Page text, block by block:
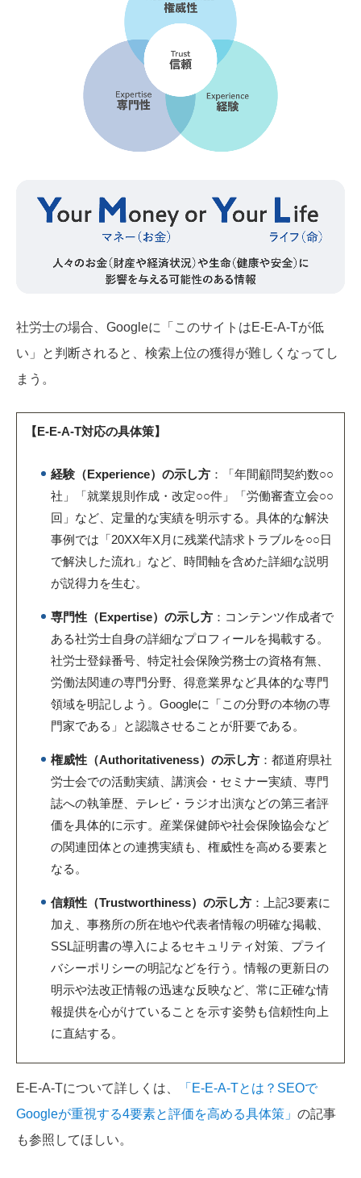
社労士の場合、Googleに「このサイトはE-E-A-Tが低
い」と判断されると、検索上位の獲得が難しくなってし
まう。
【E-E-A-T対応の具体策】
経験（Experience）の示し方 ：「年間顧問契約数○○
社」「就業規則作成・改定○○件」「労働審査立会○○
回」など、定量的な実績を明示する。具体的な解決
事例では「20XX年X月に残業代請求トラブルを○○日
で解決した流れ」など、時間軸を含めた詳細な説明
が説得力を生む。
専門性（Expertise）の示し方 ：コンテンツ作成者で
ある社労士自身の詳細なプロフィールを掲載する。
社労士登録番号、特定社会保険労務士の資格有無、
労働法関連の専門分野、得意業界など具体的な専門
領域を明記しよう。Googleに「この分野の本物の専
門家である」と認識させることが肝要である。
権威性（Authoritativeness）の示し方 ：都道府県社
労士会での活動実績、講演会・セミナー実績、専門
誌への執筆歴 、テレビ・ラジオ出演などの第三者評
価を具体的に示す。産業保健師や社会保険協会など
の関連団体との連携実績も、権威性を高める要素と
なる。
信頼性（Trustworthiness）の示し方 ：上記3要素に
加え、事務所の所在地や代表者情報の明確な掲載、
SSL証明書の導入によるセキュリティ対策、プライ
バシーポリシーの明記などを行う。情報の更新日の
明示や法改正情報の迅速な反映など、常に正確な情
報提供を心がけていることを示す姿勢も信頼性向上
に直結する。
E-E-A-Tについて詳しくは、
「E-E-A-Tとは？SEOで
Googleが重視する4要素と評価を高める具体策」 の記事
も参照してほしい。